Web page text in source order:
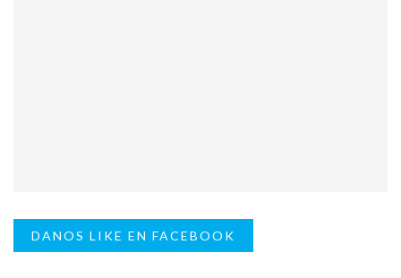
DANOS LIKE EN FACEBOOK